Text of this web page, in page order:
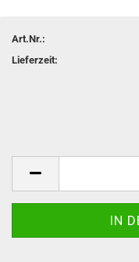
Art.Nr.:
Lieferzeit: